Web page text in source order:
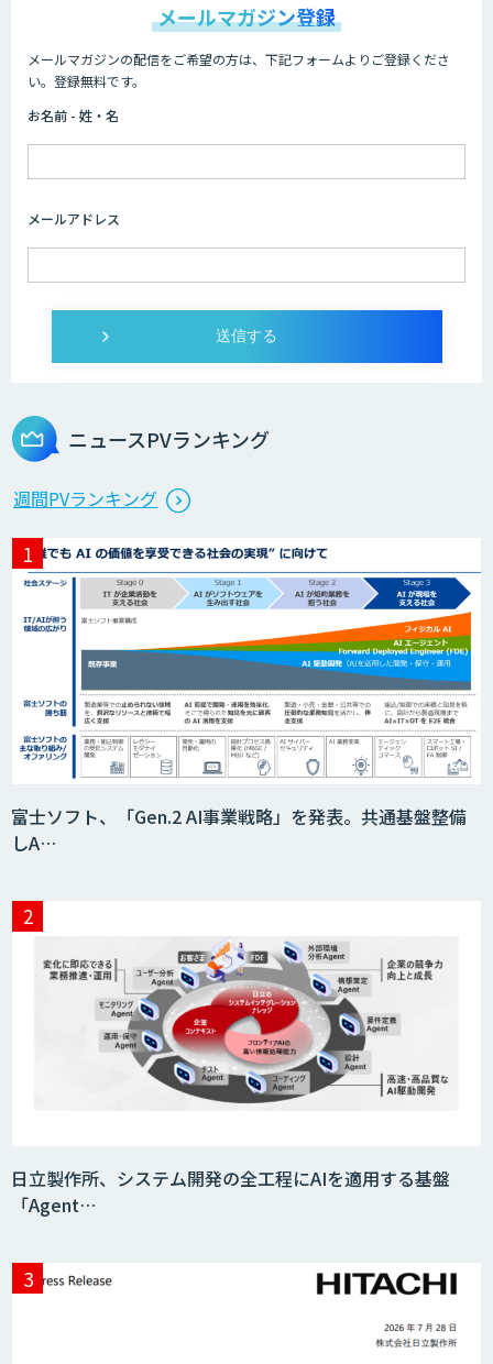
Dify開発支援
SELFBOT AIエージェント
製造業特化型オーダーメイドAI開発（知
財/FMEA/電気回路/CAD/外観検査）
異常検知AI
需要予測＋業務最適化AIシステム
『KISS』
imprai ezCheck
miibo
ニーズを理解する対話型AIエージェント
メールマガジン登録
メールマガジンの配信をご希望の方は、下記フォームよりご登録くださ
い。登録無料です。
お名前 - 姓・名
メールアドレス
ニュースPVランキング
週間PVランキング
富士ソフト、「Gen.2 AI事業戦略」を発表。共通基盤整備
しA…
日立製作所、システム開発の全工程にAIを適用する基盤
「Agent…